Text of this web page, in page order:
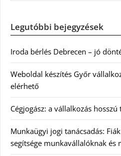
Legutóbbi bejegyzések
Iroda bérlés Debrecen – jó
Weboldal készítés Győr
elérhető
Cégjogász: a vállalkozás
Munkaügyi jogi tanácsadás:
segítsége munkavállalóknak és